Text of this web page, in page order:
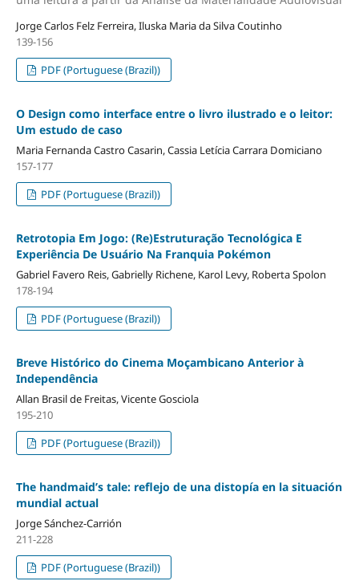
Jorge Carlos Felz Ferreira, Iluska Maria da Silva Coutinho
139-156
PDF (Portuguese (Brazil))
O Design como interface entre o livro ilustrado e o leitor:
Um estudo de caso
Maria Fernanda Castro Casarin, Cassia Letícia Carrara Domiciano
157-177
PDF (Portuguese (Brazil))
Retrotopia Em Jogo: (Re)Estruturação Tecnológica E
Experiência De Usuário Na Franquia Pokémon
Gabriel Favero Reis, Gabrielly Richene, Karol Levy, Roberta Spolon
178-194
PDF (Portuguese (Brazil))
Breve Histórico do Cinema Moçambicano Anterior à
Independência
Allan Brasil de Freitas, Vicente Gosciola
195-210
PDF (Portuguese (Brazil))
The handmaid’s tale: reflejo de una distopía en la situación
mundial actual
Jorge Sánchez-Carrión
211-228
PDF (Portuguese (Brazil))